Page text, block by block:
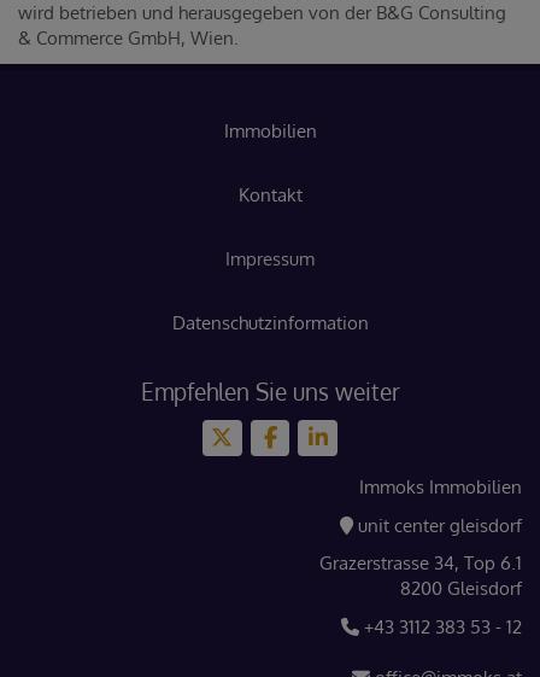
wird betrieben und herausgegeben von der B&G Consulting
& Commerce GmbH, Wien.
Immobilien
Kontakt
Impressum
Datenschutzinformation
Empfehlen Sie uns weiter
Immoks Immobilien
unit center gleisdorf
Grazerstrasse 34, Top 6.1
8200 Gleisdorf
+43 3112 383 53 - 12